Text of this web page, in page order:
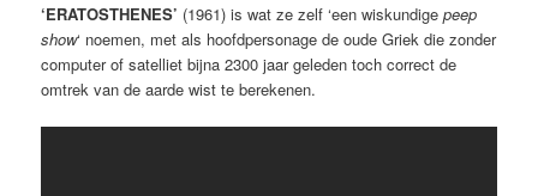
‘ERATOSTHENES’ (1961) is wat ze zelf ‘een wiskundigepeep
show‘ noemen, met als hoofdpersonage de oude Griek die zonder
computer of satelliet bijna 2300 jaar geleden toch correct de
omtrek van de aarde wist te berekenen.